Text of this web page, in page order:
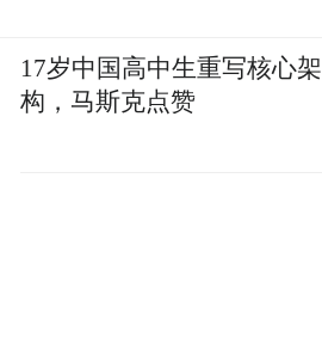
17岁中国高中生重写核心架
构，马斯克点赞